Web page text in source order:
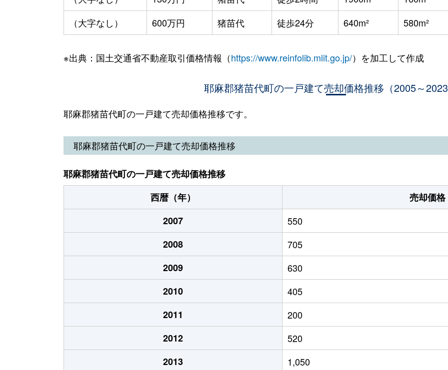
（大字なし）
600万円 猪苗代 徒歩24分 640m² 580m²
※出典：国土交通省不動産取引価格情報（https://www.reinfolib.mlit.go.jp/）を加工して作成
耶麻郡猪苗代町の一戸建て売却価格推移（2005～2023
耶麻郡猪苗代町の一戸建て売却価格推移です。
耶麻郡猪苗代町の一戸建て売却価格推移
耶麻郡猪苗代町の一戸建て売却価格推移
西暦（年）
売却価格
2007
550
2008
705
2009
630
2010
405
2011
200
2012
520
2013
1,050